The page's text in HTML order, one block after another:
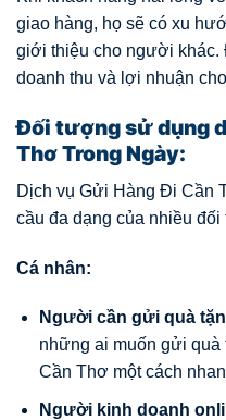
giao hàng, họ sẽ có xu
giới thiệu cho người khác.
doanh thu và lợi nhuận
Đối tượng sử dụng
Thơ Trong Ngày:
Dịch vụ Gửi Hàng Đi Cần
cầu đa dạng của nhiều
Cá nhân:
Người cần gửi quà
những ai muốn gửi
Cần Thơ một cách
Người kinh doanh